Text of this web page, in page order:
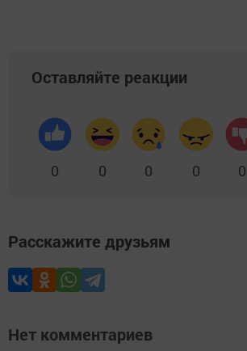
Оставляйте реакции
0 0 0 0 0
Расскажите друзьям
Нет комментариев